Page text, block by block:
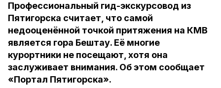
Профессиональный гид-экскурсовод из
Пятигорска считает, что самой
недооценённой точкой притяжения на КМВ
является гора Бештау. Её многие
курортники не посещают, хотя она
заслуживает внимания. Об этом сообщает
«Портал Пятигорска».